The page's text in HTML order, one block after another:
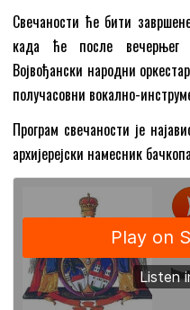
Свечаности ће бити
када ће после вечерњег
Војвођански народни оркестар
получасовни вокално-
Програм свечаности је
архијерејски намесник